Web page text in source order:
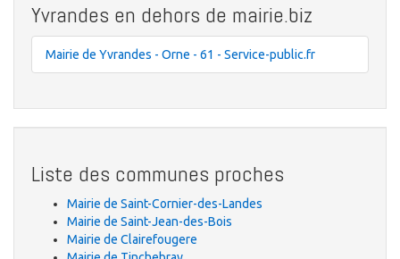
Yvrandes en dehors de mairie.biz
Mairie de Yvrandes - Orne - 61 - Service-public.fr
Liste des communes proches
Mairie de Saint-Cornier-des-Landes
Mairie de Saint-Jean-des-Bois
Mairie de Clairefougere